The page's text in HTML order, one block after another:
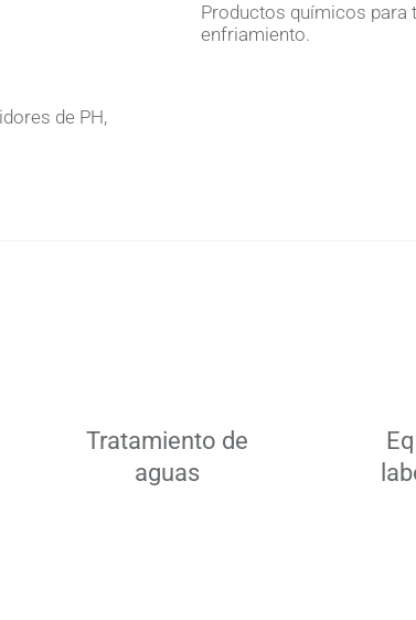
de PH,
Productos químicos para
enfriamiento.
Tratamiento de
aguas